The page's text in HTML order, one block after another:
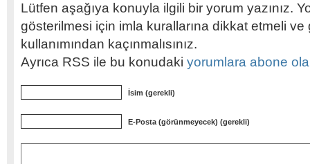
Lütfen aşağıya konuyla ilgili bir yorum yazınız.
gösterilmesi için imla kurallarına dikkat etmeli
kullanımından kaçınmalısınız.
Ayrıca RSS ile bu konudaki yorumlara abone
İsim (gerekli)
E-Posta (görünmeyecek) (gerekli)